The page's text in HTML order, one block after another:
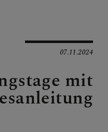
07.11.2024
mit